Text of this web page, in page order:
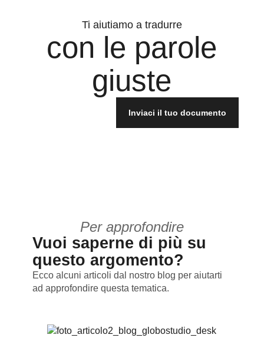
Ti aiutiamo a tradurre
con le parole
giuste
Inviaci il tuo documento
Per approfondire
Vuoi saperne di più su
questo argomento?
Ecco alcuni articoli dal nostro blog per aiutarti
ad approfondire questa tematica.